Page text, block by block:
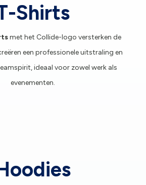
Shirts
met het Collide-logo versterken de
een professionele uitstraling en
ideaal voor zowel werk als
evenementen.